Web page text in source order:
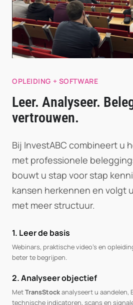
OPLEIDING + SOFTWARE
Leer. Analyseer.
vertrouwen.
Bij InvestABC combineert u
met professionele
bouwt u stap voor stap
kansen herkennen en volgt
met meer structuur.
1. Leer de basis
Webinars, praktische video’s en
beter te begrijpen.
2. Analyseer objectief
MetTransStockanalyseert u aandelen,
technische indicatoren, scans en